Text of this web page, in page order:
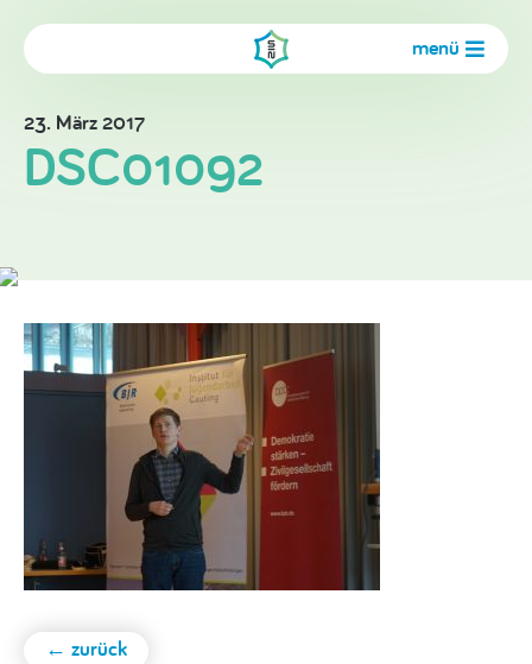
menü
23. März 2017
DSC01092
← zurück